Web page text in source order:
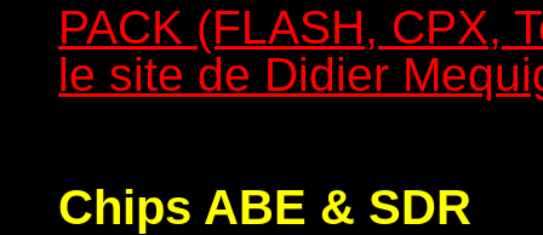
PACK (FLASH, CPX,
le site de Didier
Chips ABE & SDR